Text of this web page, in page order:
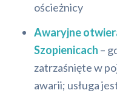
ościeżnicy
Awaryjne
Szopienicach –
zatrzaśnięte w
awarii; usługa